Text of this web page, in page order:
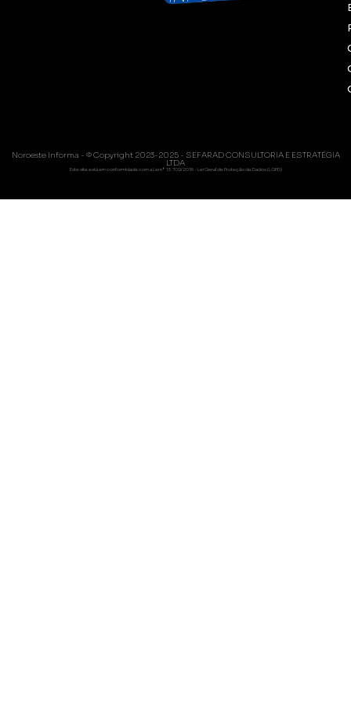
Noroeste Informa - © Copyright 2023-2025 - SEFARAD CONSULTORIA E ESTRATÉGIA
LTDA
Este site está em conformidade com a Lei nº 13.709/2018 - Lei Geral de Proteção de Dados (LGPD)